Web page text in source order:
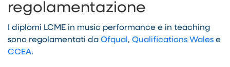
regolamentazione
I diplomi LCME in music performance e in teaching
sono regolamentati da Ofqual , Qualifications Wales e
CCEA.